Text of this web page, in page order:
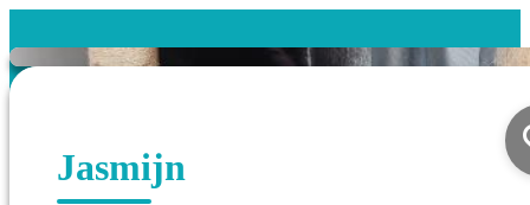
Jasmijn